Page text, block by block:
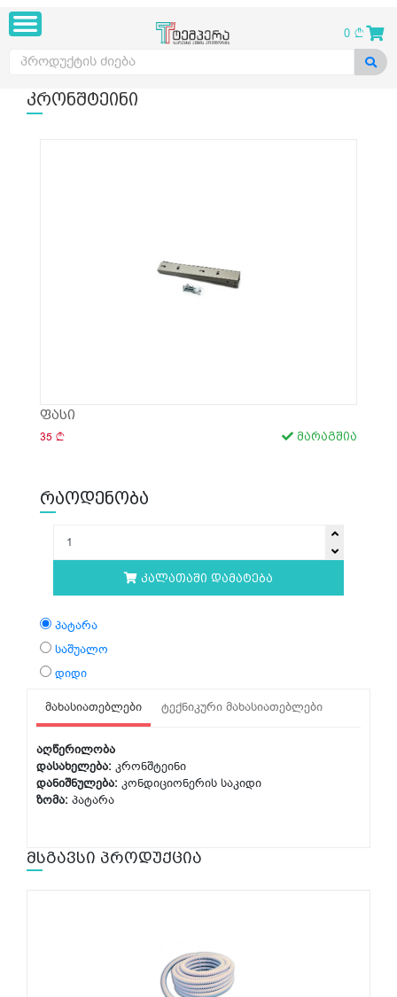
0
კრონშტეინი
ფასი
35 მარაგშია
რაოდენობა
კალათაში დამატება
პატარა
საშუალო
დიდი
მახასიათებლები ტექნიკური მახასიათებლები
აღწერილობა
დასახელება: კრონშტეინი
დანიშნულება: კონდიციონერის საკიდი
ზომა: პატარა
მსგავსი პროდუქცია